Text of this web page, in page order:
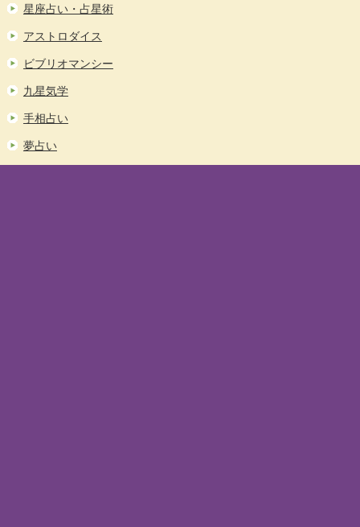
星座占い・占星術
アストロダイス
ビブリオマンシー
九星気学
手相占い
夢占い